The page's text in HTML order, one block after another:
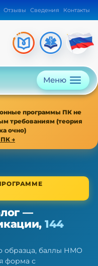
Отзывы Сведения Контакты
Меню
программы ПК не
требованиям (теория
очно)
→
— ПК, 144
—
144
образца, баллы НМО
форма с